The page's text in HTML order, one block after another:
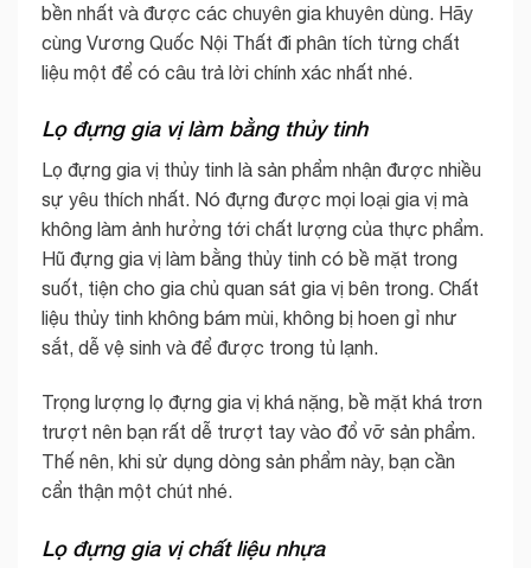
bền nhất và được các chuyên gia khuyên dùng. Hãy
cùng Vương Quốc Nội Thất đi phân tích từng chất
liệu một để có câu trả lời chính xác nhất nhé.
Lọ đựng gia vị làm bằng thủy tinh
Lọ đựng gia vị thủy tinh là sản phẩm nhận được nhiều
sự yêu thích nhất. Nó đựng được mọi loại gia vị mà
không làm ảnh hưởng tới chất lượng của thực phẩm.
Hũ đựng gia vị làm bằng thủy tinh có bề mặt trong
suốt, tiện cho gia chủ quan sát gia vị bên trong. Chất
liệu thủy tinh không bám mùi, không bị hoen gỉ như
sắt, dễ vệ sinh và để được trong tủ lạnh.
Trọng lượng lọ đựng gia vị khá nặng, bề mặt khá trơn
trượt nên bạn rất dễ trượt tay vào đổ vỡ sản phẩm.
Thế nên, khi sử dụng dòng sản phẩm này, bạn cần
cẩn thận một chút nhé.
Lọ đựng gia vị chất liệu nhựa